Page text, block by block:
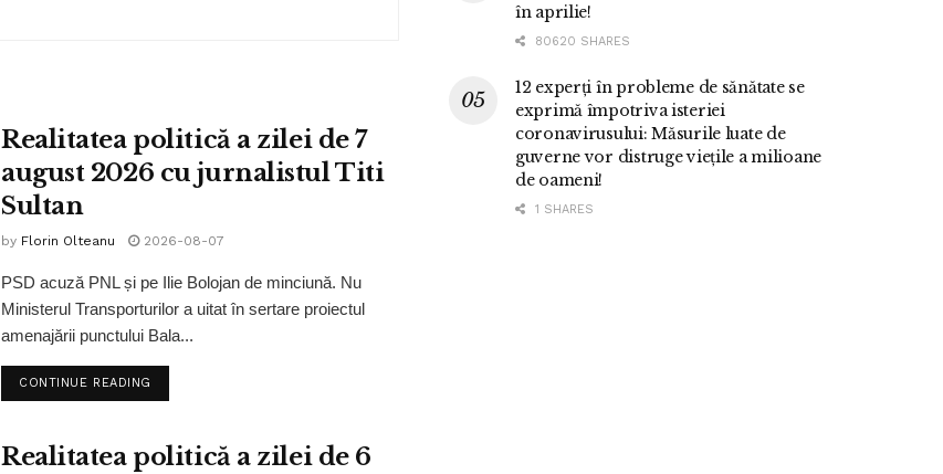
Realitatea politică a zilei de 7
august 2026 cu jurnalistul Titi
Sultan
by Florin Olteanu 2026-08-07
PSD acuză PNL și pe Ilie Bolojan de minciună. Nu
Ministerul Transporturilor a uitat în sertare proiectul
amenajării punctului Bala...
CONTINUE READING
Realitatea politică a zilei de 6
în aprilie!
80620 SHARES
12 experți în probleme de sănătate se
exprimă împotriva isteriei
coronavirusului: Măsurile luate de
guverne vor distruge viețile a milioane
de oameni!
1 SHARES